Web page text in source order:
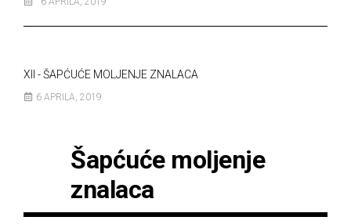
XII - ŠAPĆUĆE MOLJENJE ZNALACA
6 APRILA, 2019
Šapćuće moljenje
znalaca